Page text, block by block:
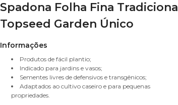
Spadona Folha Fina Tradicional
Topseed Garden Único
Informações
Produtos de fácil plantio;
Indicado para jardins e vasos;
Sementes livres de defensivos e transgênicos;
Adaptados ao cultivo caseiro e para pequenas
propriedades.